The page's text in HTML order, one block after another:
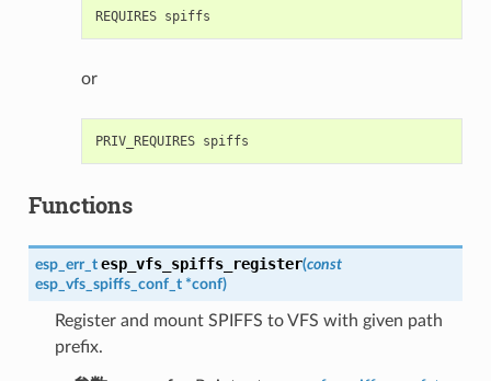
or
Functions
esp_err_t esp_vfs_spiffs_register(const
esp_vfs_spiffs_conf_t *conf)
Register and mount SPIFFS to VFS with given path
prefix.